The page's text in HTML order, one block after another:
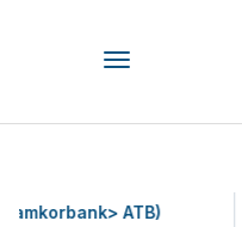
Toggle
ATB)